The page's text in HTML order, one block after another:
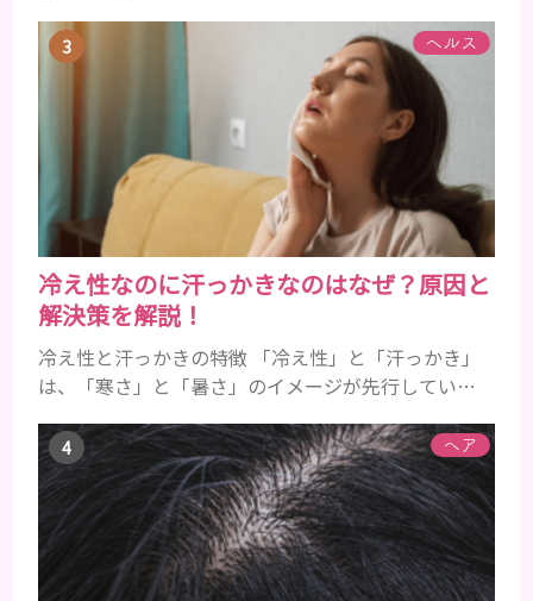
にツヤがあった男性も、いつのまにか髪がチリチリ
でペタンとするようになったと感じる人もいるでし
ょう。特に大人の男性としての魅力が出てくる40代
以降の男性に悩んでいる人が多い傾向があります。
髪が生え変わるサイクルは、年齢と共に乱れていき
ます。髪が太くならないま...
ヘルス
冷え性なのに汗っかきなのはなぜ？原因と
解決策を解説！
冷え性と汗っかきの特徴 「冷え性」と「汗っかき」
は、「寒さ」と「暑さ」のイメージが先行している
冷え性とは 冷え性とは、本来であれば寒さを感じる
ことのない温度であるにも関わらず、手足などが凍っ
たように冷たくて辛いと感じることを指します。
「暖かい部屋にいるのに手足が冷たい」「布団をか
けても手足が冷たくて寝れない」などの症状に悩ん
でいる方は、冷え性の可能...
ヘア